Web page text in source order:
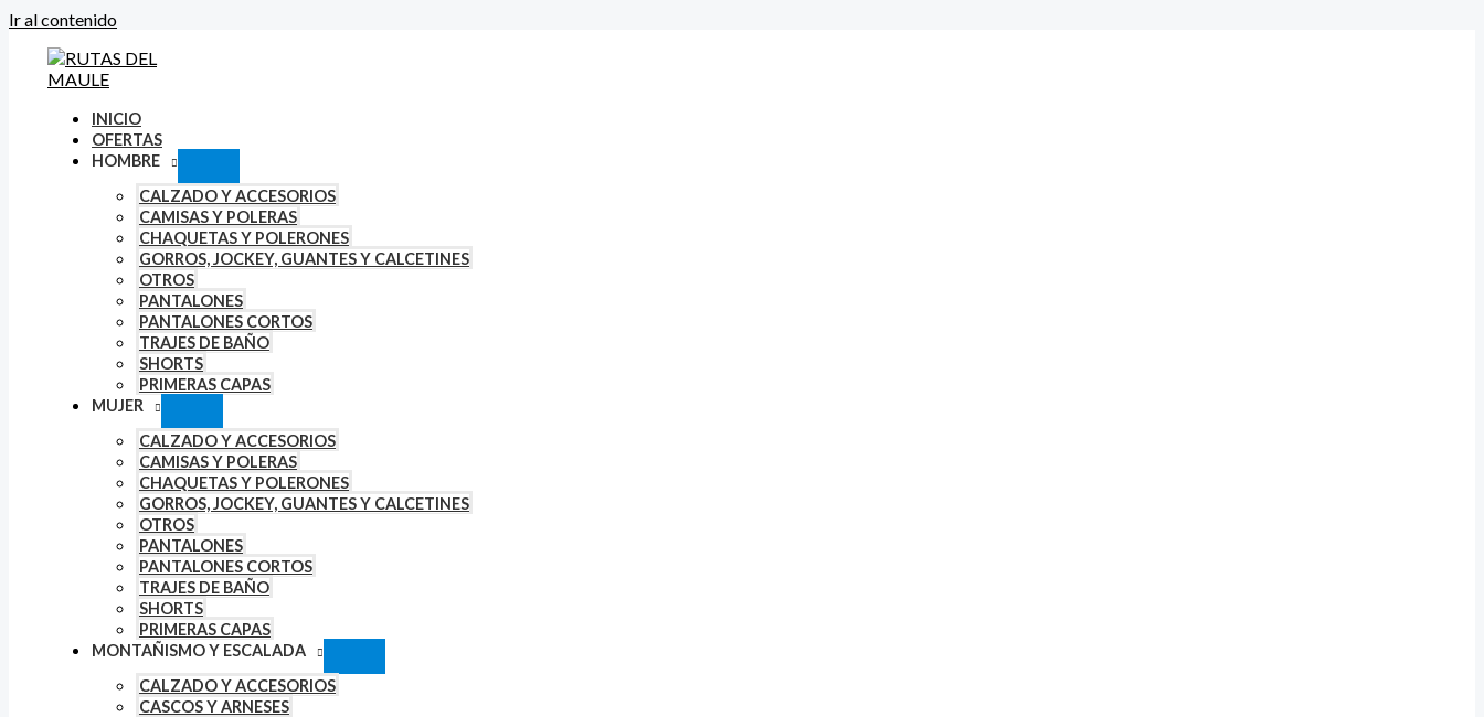
Ir al contenido
INICIO
OFERTAS
HOMBRE
CALZADO Y ACCESORIOS
CAMISAS Y POLERAS
CHAQUETAS Y POLERONES
GORROS, JOCKEY, GUANTES Y CALCETINES
OTROS
PANTALONES
PANTALONES CORTOS
TRAJES DE BAÑO
SHORTS
PRIMERAS CAPAS
MUJER
CALZADO Y ACCESORIOS
CAMISAS Y POLERAS
CHAQUETAS Y POLERONES
GORROS, JOCKEY, GUANTES Y CALCETINES
OTROS
PANTALONES
PANTALONES CORTOS
TRAJES DE BAÑO
SHORTS
PRIMERAS CAPAS
MONTAÑISMO Y ESCALADA
CALZADO Y ACCESORIOS
CASCOS Y ARNESES